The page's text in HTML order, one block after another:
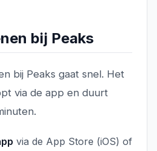
bij Peaks
bij Peaks gaat snel. Het
via de app en duurt
via de App Store (iOS) of